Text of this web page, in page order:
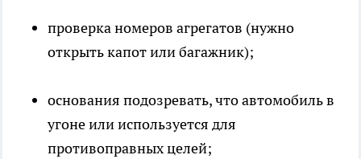
проверка номеров агрегатов (нужно
открыть капот или багажник);
основания подозревать, что автомобиль в
угоне или используется для
противоправных целей;